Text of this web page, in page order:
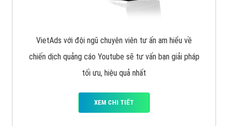
VietAds với đội ngũ chuyên viên tư ấn am hiểu về
chiến dịch quảng cáo Youtube sẽ tư vấn bạn giải pháp
tối ưu, hiệu quả nhất
XEM CHI TIẾT